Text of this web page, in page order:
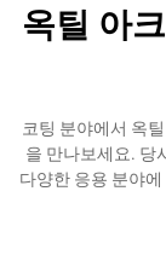
옥틸 아
코팅 분야에서 옥
을 만나보세요. 당
다양한 응용 분야